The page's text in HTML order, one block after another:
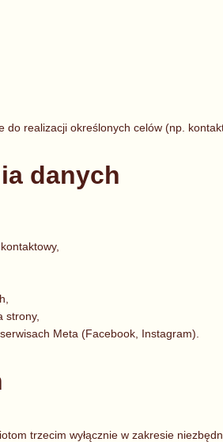
do realizacji określonych celów (np.
danych
strony,
Meta (Facebook, Instagram).
trzecim wyłącznie w zakresie